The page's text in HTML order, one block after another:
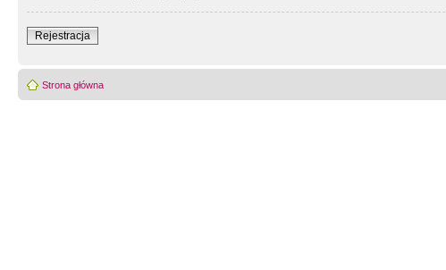
Rejestracja
Strona główna